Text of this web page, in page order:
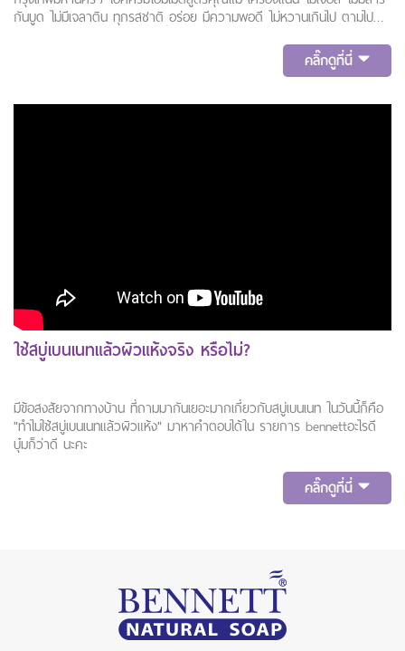
กันบูด ไม่มีเจลาติน ทุกรสชาติ อร่อย มีความพอดี ไม่หวานเกินไป ตามไป
คลิ๊กดูที่นี่
ใช้สบู่เบนเนทแล้วผิวแห้งจริง หรือไม่?
มีข้อสงสัยจากทางบ้าน ที่ถามมากันเยอะมากเกี่ยวกับสบู่เบนเนท ในวันนี้ก็คือ
"ทำไมใช้สบู่เบนเนทแล้วผิวแห้ง" มาหาคำตอบได้ใน รายการ bennettอะไรดี
บุ๋มก็ว่าดี นะคะ
คลิ๊กดูที่นี่